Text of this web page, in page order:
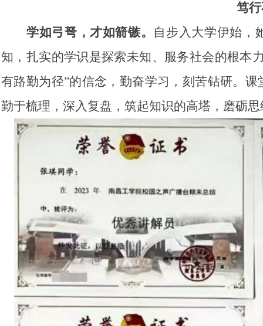
笃
学如弓弩，才如箭镞。
自步入大学伊始，
知，扎实的学识是探索未知、服务社会的根本
有路勤为径”的信念，勤奋学习，刻苦钻研。
勤于梳理，深入复盘，筑起知识的高塔，磨砺